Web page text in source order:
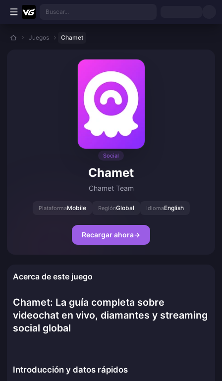
Saltar al contenido principal
Buscar...
Juegos Chamet
Social
Chamet
Chamet Team
PlataformaMobile RegiónGlobal IdiomaEnglish
Recargar ahora→
Acerca de este juego
Chamet: La guía completa sobre
videochat en vivo, diamantes y streaming
social global
Introducción y datos rápidos